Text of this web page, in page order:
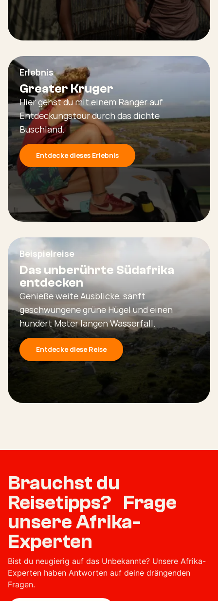
Erlebnis
Greater Kruger
Hier gehst du mit einem Ranger auf
Entdeckungstour durch das dichte
Buschland.
Entdecke dieses Erlebnis
Beispielreise
Das unberührte Südafrika
entdecken
Genieße weite Ausblicke, sanft
geschwungene grüne Hügel und einen
hundert Meter langen Wasserfall.
Entdecke diese Reise
Brauchst du
Reisetipps? Frage
unsere Afrika-
Experten
Bist du neugierig auf das Unbekannte? Unsere Afrika-
Experten haben Antworten auf deine drängenden
Fragen.